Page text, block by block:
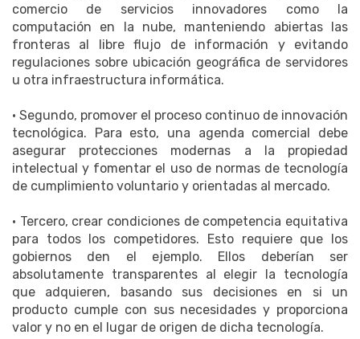
comercio de servicios innovadores como la
computación en la nube, manteniendo abiertas las
fronteras al libre flujo de información y evitando
regulaciones sobre ubicación geográfica de servidores
u otra infraestructura informática.
• Segundo, promover el proceso continuo de innovación
tecnológica. Para esto, una agenda comercial debe
asegurar protecciones modernas a la propiedad
intelectual y fomentar el uso de normas de tecnología
de cumplimiento voluntario y orientadas al mercado.
• Tercero, crear condiciones de competencia equitativa
para todos los competidores. Esto requiere que los
gobiernos den el ejemplo. Ellos deberían ser
absolutamente transparentes al elegir la tecnología
que adquieren, basando sus decisiones en si un
producto cumple con sus necesidades y proporciona
valor y no en el lugar de origen de dicha tecnología.